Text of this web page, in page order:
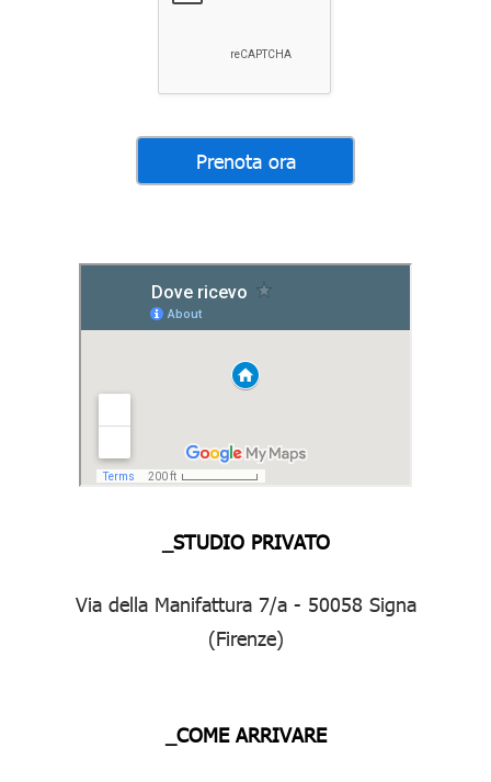
_STUDIO PRIVATO
Via della Manifattura 7/a - 50058 Signa
(Firenze)
_COME ARRIVARE